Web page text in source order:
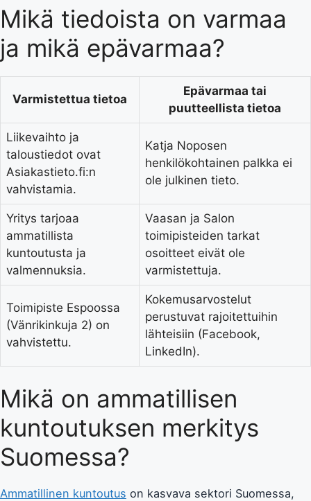
Mikä tiedoista on varmaa
ja mikä epävarmaa?
Varmistettua tietoa
Epävarmaa tai
puutteellista tietoa
Liikevaihto ja
taloustiedot ovat
Asiakastieto.fi:n
vahvistamia.
Katja Noposen
henkilökohtainen palkka ei
ole julkinen tieto.
Yritys tarjoaa
ammatillista
kuntoutusta ja
valmennuksia.
Vaasan ja Salon
toimipisteiden tarkat
osoitteet eivät ole
varmistettuja.
Toimipiste Espoossa
(Vänrikinkuja 2) on
vahvistettu.
Kokemusarvostelut
perustuvat rajoitettuihin
lähteisiin (Facebook,
LinkedIn).
Mikä on ammatillisen
kuntoutuksen merkitys
Suomessa?
Ammatillinen kuntoutus on kasvava sektori Suomessa,